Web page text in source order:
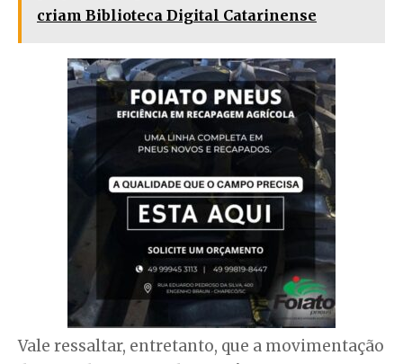
criam Biblioteca Digital Catarinense
Vale ressaltar, entretanto, que a movimentação